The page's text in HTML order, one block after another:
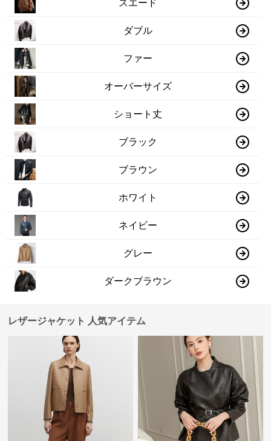
スエード
ダブル
ファー
オーバーサイズ
ショート丈
ブラック
ブラウン
ホワイト
ネイビー
グレー
ダークブラウン
レザージャケット 人気アイテム